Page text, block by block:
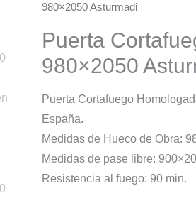
u
c
t
o
980×2050 Asturmadi
Puerta
980×2050
Puerta Cortafuego
España.
Medidas de Hueco de Obra:
Medidas de pase libre:
Resistencia al fuego: 90 min.